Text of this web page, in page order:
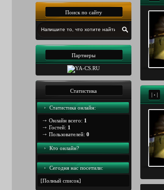
Поиск по сайту
Партнеры
Статистика
Статистика онлайн:
Онлайн всего: 1
Гостей: 1
Пользователей: 0
Кто онлайн?
Сегодня наc посетили:
[Полный список]